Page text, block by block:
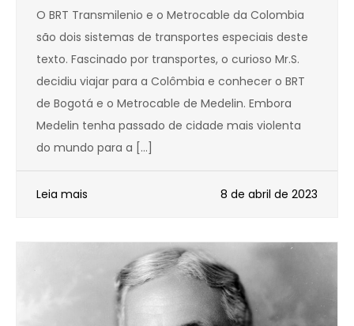
O BRT Transmilenio e o Metrocable da Colombia
são dois sistemas de transportes especiais deste
texto. Fascinado por transportes, o curioso Mr.S.
decidiu viajar para a Colômbia e conhecer o BRT
de Bogotá e o Metrocable de Medelin. Embora
Medelin tenha passado de cidade mais violenta
do mundo para a […]
Leia mais 8 de abril de 2023